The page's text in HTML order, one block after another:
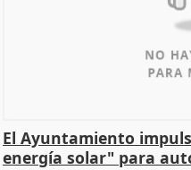
El Ayuntamiento
energía solar" para